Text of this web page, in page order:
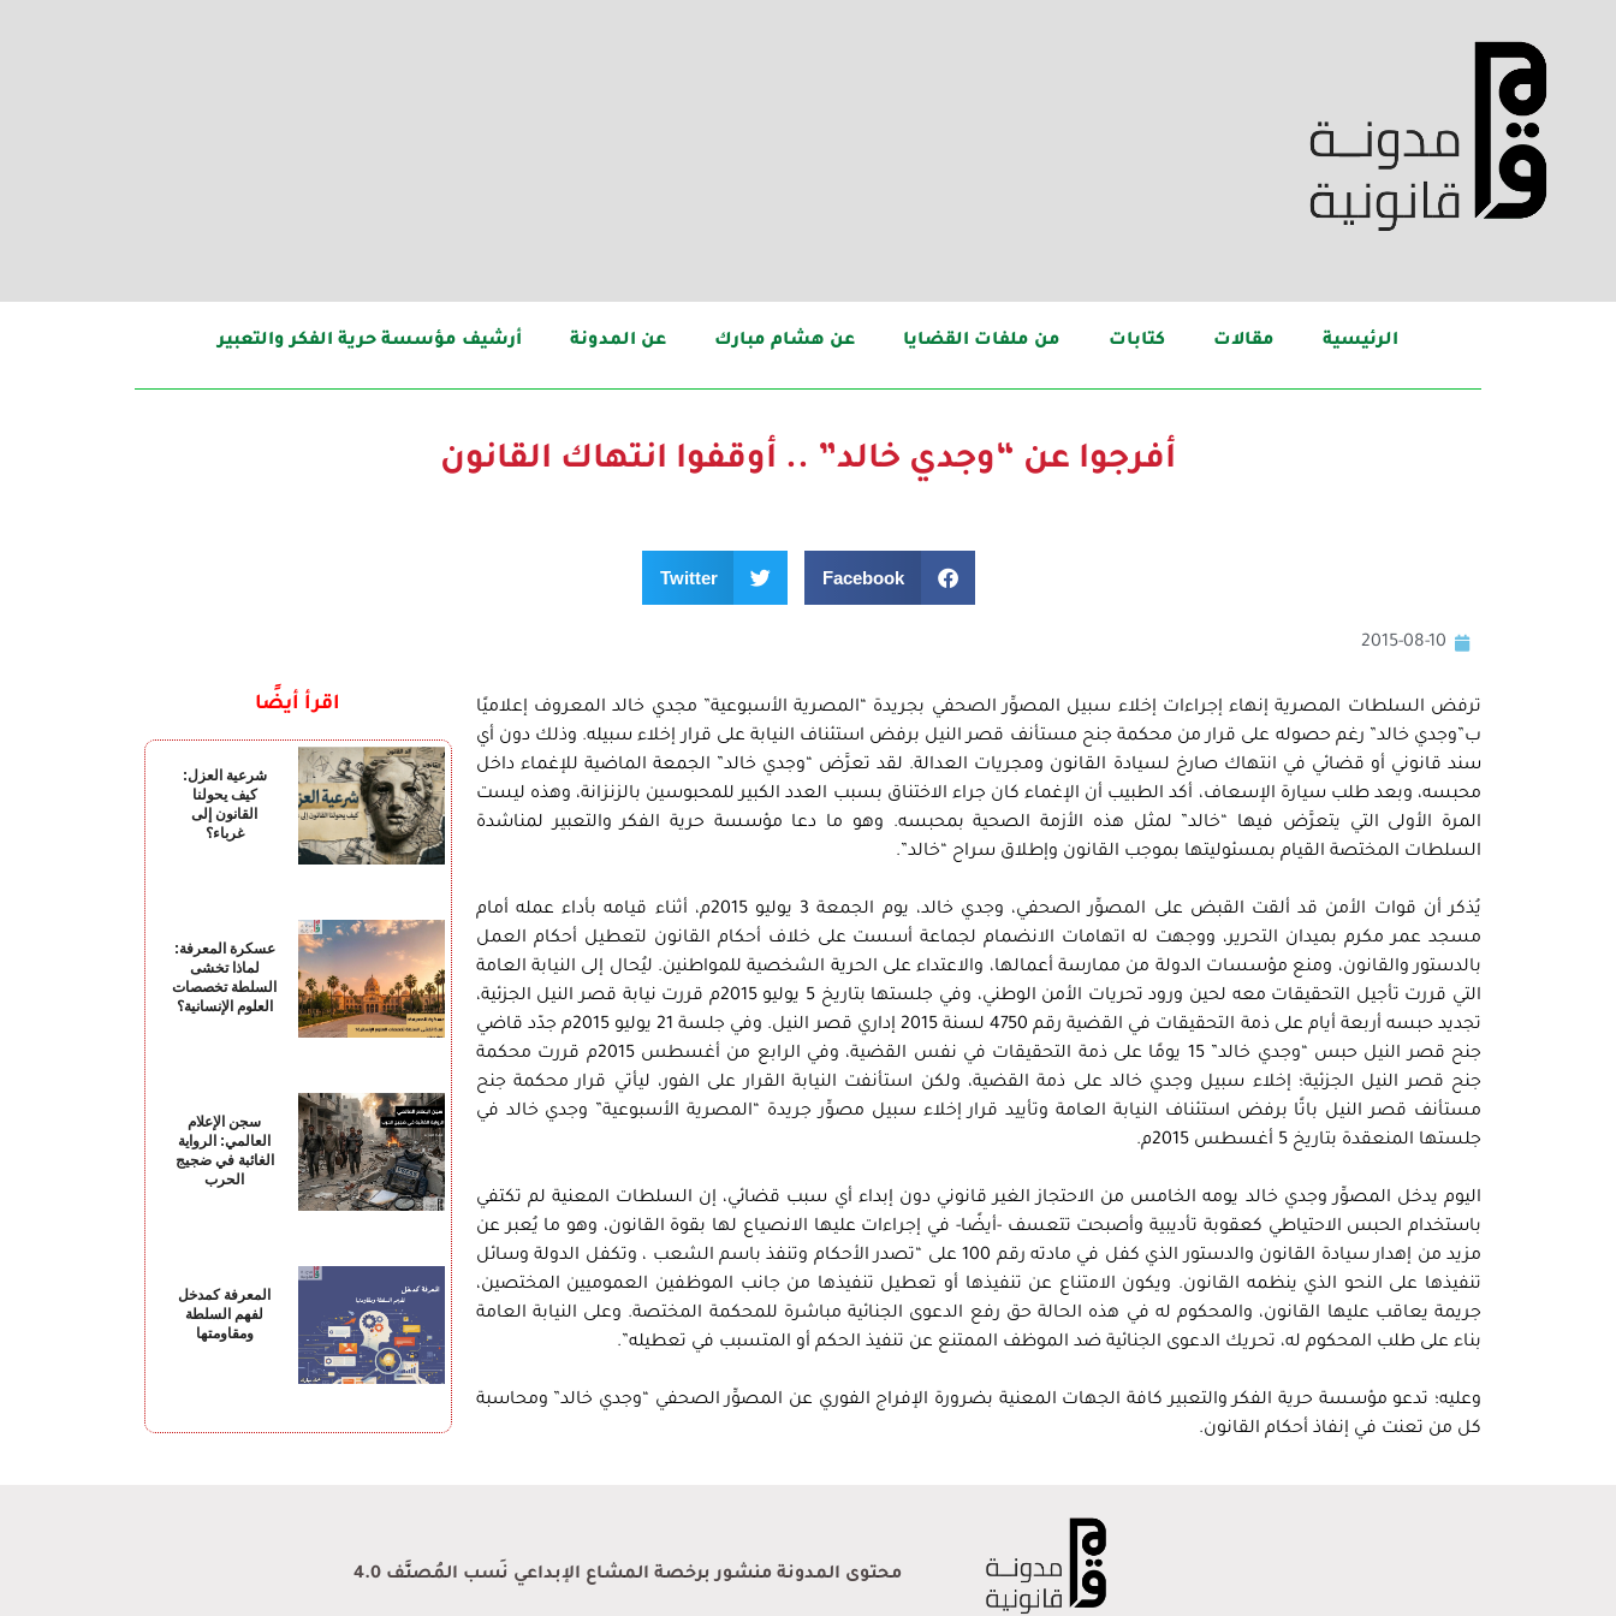
الرئيسية مقالات كتابات من ملفات القضايا عن هشام مبارك عن المدونة أرشيف مؤسسة حرية الفكر والتعبير
أفرجوا عن “وجدي خالد” .. أوقفوا انتهاك القانون
Facebook
Twitter
2015-08-10
ترفض السلطات المصرية إنهاء إجراءات إخلاء سبيل المصوِّر الصحفي بجريدة “المصرية الأسبوعية” مجدي خالد المعروف إعلاميًا
ب”وجدي خالد” رغم حصوله على قرار من محكمة جنح مستأنف قصر النيل برفض استئناف النيابة على قرار إخلاء سبيله. وذلك دون أي
سند قانوني أو قضائي في انتهاك صارخ لسيادة القانون ومجريات العدالة. لقد تعرَّض “وجدي خالد” الجمعة الماضية للإغماء داخل
محبسه، وبعد طلب سيارة الإسعاف، أكد الطبيب أن الإغماء كان جراء الاختناق بسبب العدد الكبير للمحبوسين بالزنزانة، وهذه ليست
المرة الأولى التي يتعرَّض فيها “خالد” لمثل هذه الأزمة الصحية بمحبسه. وهو ما دعا مؤسسة حرية الفكر والتعبير لمناشدة
السلطات المختصة القيام بمسئوليتها بموجب القانون وإطلاق سراح “خالد”.
يُذكر أن قوات الأمن قد ألقت القبض على المصوِّر الصحفي، وجدي خالد، يوم الجمعة 3 يوليو 2015م، أثناء قيامه بأداء عمله أمام
مسجد عمر مكرم بميدان التحرير، ووجهت له اتهامات الانضمام لجماعة أسست على خلاف أحكام القانون لتعطيل أحكام العمل
بالدستور والقانون، ومنع مؤسسات الدولة من ممارسة أعمالها، والاعتداء على الحرية الشخصية للمواطنين. ليُحال إلى النيابة العامة
التي قررت تأجيل التحقيقات معه لحين ورود تحريات الأمن الوطني، وفي جلستها بتاريخ 5 يوليو 2015م قررت نيابة قصر النيل الجزئية،
تجديد حبسه أربعة أيام على ذمة التحقيقات في القضية رقم 4750 لسنة 2015 إداري قصر النيل. وفي جلسة 21 يوليو 2015م جدّد قاضي
جنح قصر النيل حبس “وجدي خالد” 15 يومًا على ذمة التحقيقات في نفس القضية، وفي الرابع من أغسطس 2015م قررت محكمة
جنح قصر النيل الجزئية؛ إخلاء سبيل وجدي خالد على ذمة القضية، ولكن استأنفت النيابة القرار على الفور، ليأتي قرار محكمة جنح
مستأنف قصر النيل باتًا برفض استئناف النيابة العامة وتأييد قرار إخلاء سبيل مصوِّر جريدة “المصرية الأسبوعية” وجدي خالد في
جلستها المنعقدة بتاريخ 5 أغسطس 2015م.
اليوم يدخل المصوِّر وجدي خالد يومه الخامس من الاحتجاز الغير قانوني دون إبداء أي سبب قضائي، إن السلطات المعنية لم تكتفي
باستخدام الحبس الاحتياطي كعقوبة تأديبية وأصبحت تتعسف -أيضًا- في إجراءات عليها الانصياع لها بقوة القانون، وهو ما يُعبر عن
مزيد من إهدار سيادة القانون والدستور الذي كفل في مادته رقم 100 على “تصدر الأحكام وتنفذ باسم الشعب ، وتكفل الدولة وسائل
تنفيذها على النحو الذي ينظمه القانون. ويكون الامتناع عن تنفيذها أو تعطيل تنفيذها من جانب الموظفين العموميين المختصين،
جريمة يعاقب عليها القانون، والمحكوم له في هذه الحالة حق رفع الدعوى الجنائية مباشرة للمحكمة المختصة. وعلى النيابة العامة
بناء على طلب المحكوم له، تحريك الدعوى الجنائية ضد الموظف الممتنع عن تنفيذ الحكم أو المتسبب في تعطيله”.
وعليه؛ تدعو مؤسسة حرية الفكر والتعبير كافة الجهات المعنية بضرورة الإفراج الفوري عن المصوِّر الصحفي “وجدي خالد” ومحاسبة
كل من تعنت في إنفاذ أحكام القانون.
اقرأ أيضًا
شرعية العزل:
كيف يحولنا
القانون إلى
غرباء؟
عسكرة المعرفة:
لماذا تخشى
السلطة تخصصات
العلوم الإنسانية؟
سجن الإعلام
العالمي: الرواية
الغائبة في ضجيج
الحرب
المعرفة كمدخل
لفهم السلطة
ومقاومتها
محتوى المدونة منشور برخصة المشاع الإبداعي نَسب المُصنَّف 4.0